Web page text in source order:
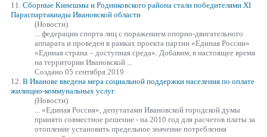
11. Сборные Кинешмы и Родниковского района стали победителями XI
Параспартакиады Ивановской области
(Новости)
... федерации спорта лиц с поражением опорно-двигательного
аппарата и проведен в рамках проекта партии «Единая России»
«Единая страна – доступная среда». Добавим, в настоящее время
на территории Ивановской ...
Создано 05 сентября 2019
12. В Иванове введена мера социальной поддержки населения по оплате
жилищно-коммунальных услуг
(Новости)
«Единая Россия», депутатами Ивановской городской думы
принято совместное решение - на 2010 год для расчетов платы за
отопление установить предельное значение потребления